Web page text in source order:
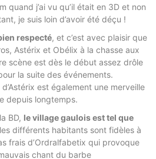
quand j’ai vu qu’il était en 3D et non
je suis loin d’avoir été déçu !
respecté, et c’est avec plaisir que
Astérix et Obélix à la chasse aux
scène est dès le début assez drôle
la suite des événements.
est également une merveille
depuis longtemps.
BD, le village gaulois est tel que
différents habitants sont fidèles à
frais d’Ordralfabetix qui provoque
chant du barbe